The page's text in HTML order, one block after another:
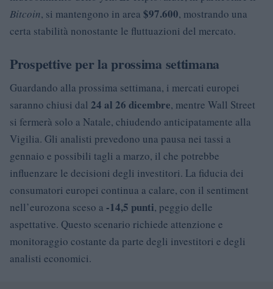
Bitcoin, si mantengono in area $97.600, mostrando una
certa stabilità nonostante le fluttuazioni del mercato.
Prospettive per la prossima settimana
Guardando alla prossima settimana, i mercati europei
saranno chiusi dal 24 al 26 dicembre, mentre Wall Street
si fermerà solo a Natale, chiudendo anticipatamente alla
Vigilia. Gli analisti prevedono una pausa nei tassi a
gennaio e possibili tagli a marzo, il che potrebbe
influenzare le decisioni degli investitori. La fiducia dei
consumatori europei continua a calare, con il sentiment
nell’eurozona sceso a -14,5 punti, peggio delle
aspettative. Questo scenario richiede attenzione e
monitoraggio costante da parte degli investitori e degli
analisti economici.